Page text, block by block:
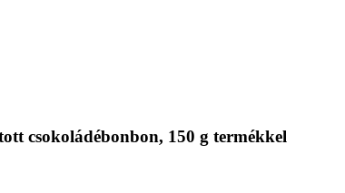
csokoládébonbon, 150 g termékkel